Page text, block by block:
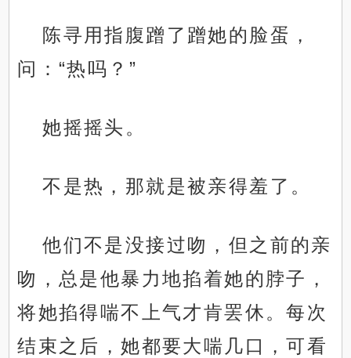
陈寻用指腹蹭了蹭她的脸蛋，
问：“热吗？”
她摇摇头。
不是热，那就是被亲得羞了。
他们不是没接过吻，但之前的亲
吻，总是他暴力地掐着她的脖子，
将她掐得喘不上气才肯罢休。每次
结束之后，她都要大喘几口，可看